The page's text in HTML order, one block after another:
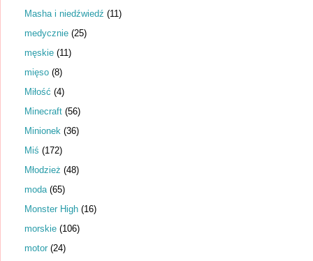
Masha i niedźwiedź (11)
medycznie (25)
męskie (11)
mięso (8)
Miłość (4)
Minecraft (56)
Minionek (36)
Miś (172)
Młodzież (48)
moda (65)
Monster High (16)
morskie (106)
motor (24)